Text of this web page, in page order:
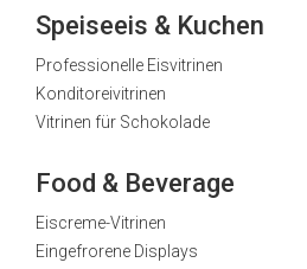
Speiseeis & Kuchen
Professionelle Eisvitrinen
Konditoreivitrinen
Vitrinen für Schokolade
Food & Beverage
Eiscreme-Vitrinen
Eingefrorene Displays